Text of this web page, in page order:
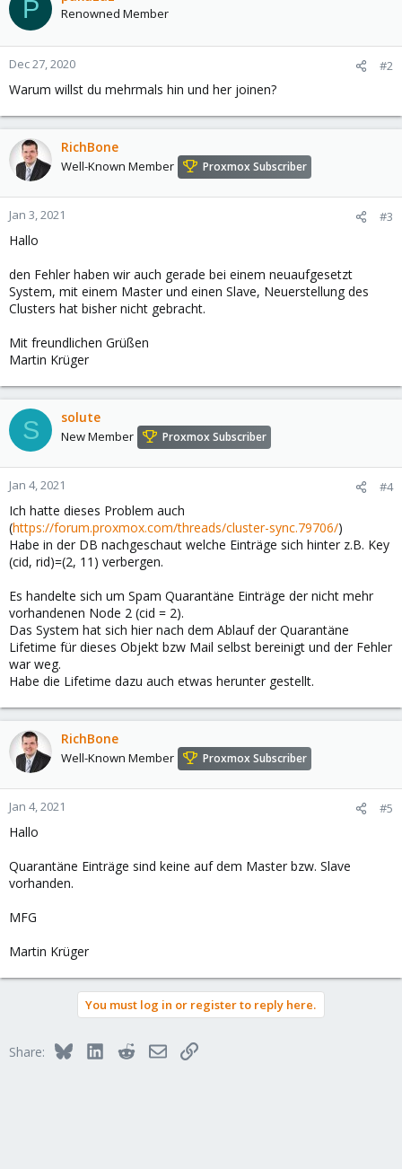
P Renowned Member
Dec 27, 2020 #2
Warum willst du mehrmals hin und her joinen?
RichBone
Well-Known Member Proxmox Subscriber
Jan 3, 2021 #3
Hallo
den Fehler haben wir auch gerade bei einem neuaufgesetzt
System, mit einem Master und einen Slave, Neuerstellung des
Clusters hat bisher nicht gebracht.
Mit freundlichen Grüßen
Martin Krüger
S solute
New Member Proxmox Subscriber
Jan 4, 2021 #4
Ich hatte dieses Problem auch
(https://forum.proxmox.com/threads/cluster-sync.79706/)
Habe in der DB nachgeschaut welche Einträge sich hinter z.B. Key
(cid, rid)=(2, 11) verbergen.
Es handelte sich um Spam Quarantäne Einträge der nicht mehr
vorhandenen Node 2 (cid = 2).
Das System hat sich hier nach dem Ablauf der Quarantäne
Lifetime für dieses Objekt bzw Mail selbst bereinigt und der Fehler
war weg.
Habe die Lifetime dazu auch etwas herunter gestellt.
RichBone
Well-Known Member Proxmox Subscriber
Jan 4, 2021 #5
Hallo
Quarantäne Einträge sind keine auf dem Master bzw. Slave
vorhanden.
MFG
Martin Krüger
You must log in or register to reply here.
Share: BlueskyLinkedInRedditEmailLink